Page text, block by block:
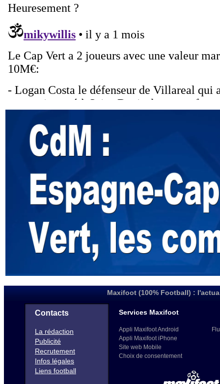
Maxifoot (100% Football) :
Contacts
La rédaction
Publicité
Recrutement
Infos légales
Liens football
Services Maxifoot
Appli Maxifoot Android
Appli Maxifoot iPhone
Site web Mobile
Choix de consentement